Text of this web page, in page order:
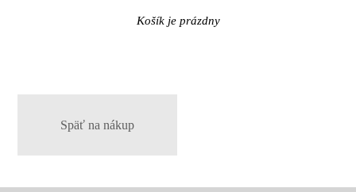
Košík je prázdny
Späť na nákup